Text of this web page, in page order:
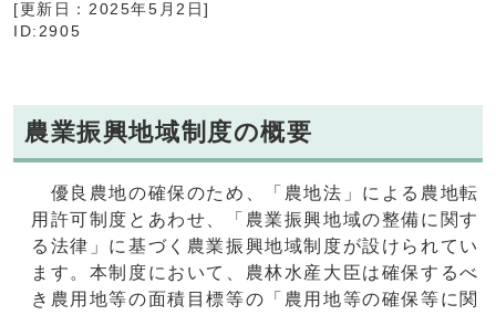
[更新日：2025年5月2日]
ID:2905
農業振興地域制度の概要
優良農地の確保のため、「農地法」による農地転
用許可制度とあわせ、「農業振興地域の整備に関す
る法律」に基づく農業振興地域制度が設けられてい
ます。本制度において、農林水産大臣は確保するべ
き農用地等の面積目標等の「農用地等の確保等に関